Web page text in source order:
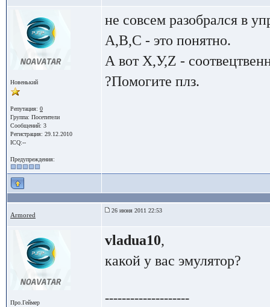
Новенький
Репутация: 0
Группа: Посетители
Сообщений: 3
Регистрация: 29.12.2010
ICQ:--
Предупреждения:
не совсем разобрался в
А,В,С - это понятно.
А вот Х,У,Z -
?Помогите плз.
Armored
26 июня 2011 22:53
Про.Геймер
vladua10,
какой у вас эмулятор?
--------------------